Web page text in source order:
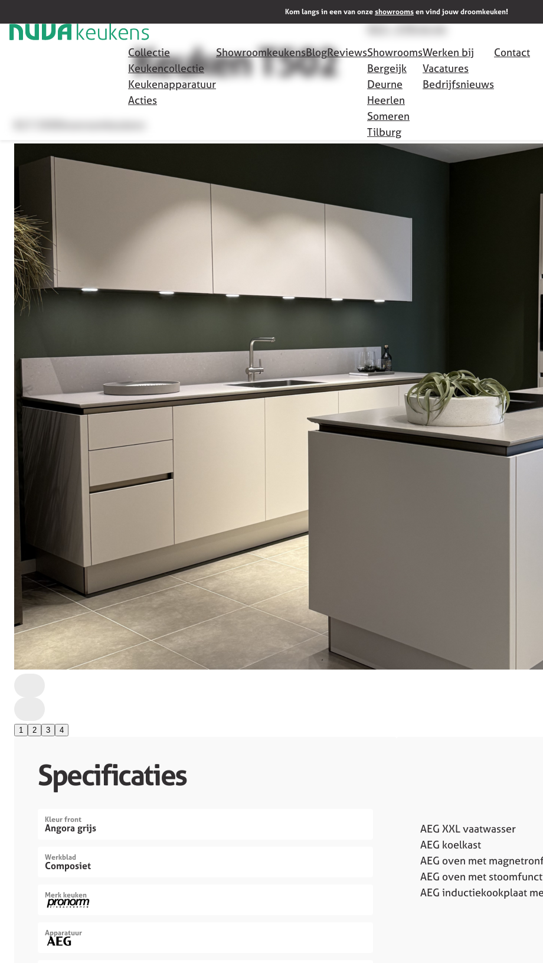
Kom langs in een van onze showrooms en vind jouw droomkeuken!
Collectie
Keukencollectie
Keukenapparatuur
Acties
ShowroomkeukensBlogReviewsShowrooms
Bergeijk
Deurne
Heerlen
Someren
Tilburg
Werken bij
Vacatures
Bedrijfsnieuws
Contact
Keuken T502
Meer info
1 2 3 4
Specificaties
Kleur front
Angora grijs
Werkblad
Composiet
Merk keuken
Apparatuur
AEG XXL vaatwasser
AEG koelkast
AEG oven met
AEG oven met
AEG inductiekookplaat